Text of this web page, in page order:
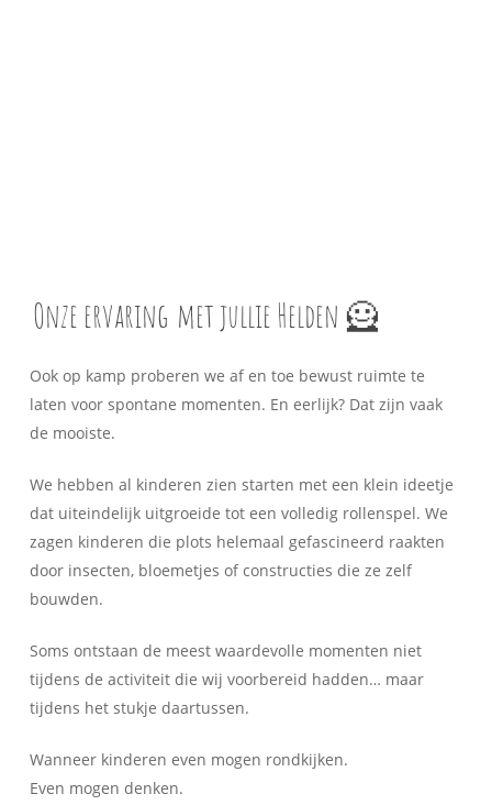
Onze ervaring met jullie Helden 🦸
Ook op kamp proberen we af en toe bewust ruimte te
laten voor spontane momenten. En eerlijk? Dat zijn vaak
de mooiste.
We hebben al kinderen zien starten met een klein ideetje
dat uiteindelijk uitgroeide tot een volledig rollenspel. We
zagen kinderen die plots helemaal gefascineerd raakten
door insecten, bloemetjes of constructies die ze zelf
bouwden.
Soms ontstaan de meest waardevolle momenten niet
tijdens de activiteit die wij voorbereid hadden… maar
tijdens het stukje daartussen.
Wanneer kinderen even mogen rondkijken.
Even mogen denken.